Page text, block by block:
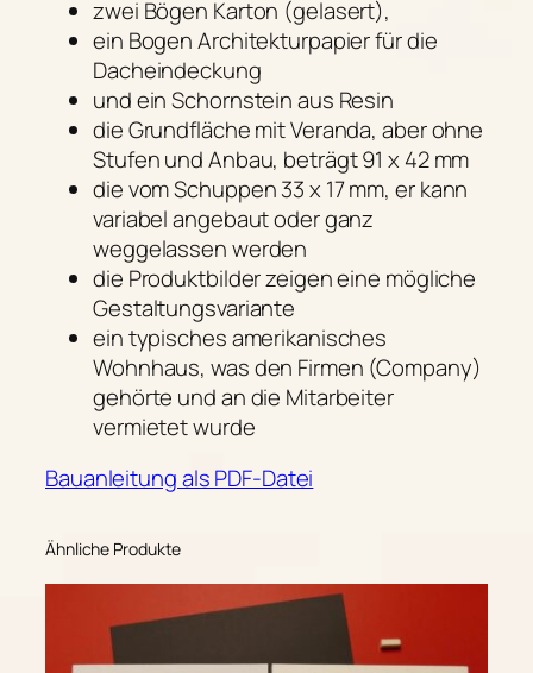
zwei Bögen Karton (gelasert),
ein Bogen Architekturpapier für die
Dacheindeckung
und ein Schornstein aus Resin
die Grundfläche mit Veranda, aber ohne
Stufen und Anbau, beträgt 91 x 42 mm
die vom Schuppen 33 x 17 mm, er kann
variabel angebaut oder ganz
weggelassen werden
die Produktbilder zeigen eine mögliche
Gestaltungsvariante
ein typisches amerikanisches
Wohnhaus, was den Firmen (Company)
gehörte und an die Mitarbeiter
vermietet wurde
Bauanleitung als PDF-Datei
Ähnliche Produkte